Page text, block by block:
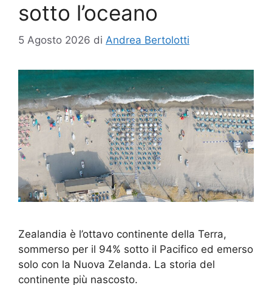
sotto l’oceano
5 Agosto 2026 di Andrea Bertolotti
Zealandia è l’ottavo continente della Terra,
sommerso per il 94% sotto il Pacifico ed emerso
solo con la Nuova Zelanda. La storia del
continente più nascosto.